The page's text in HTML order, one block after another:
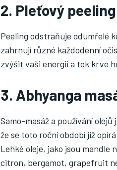
2. Pleťový peeling
Peeling odstraňuje odumřelé
zahrnují různé každodenní
zvýšit vaši energii a tok krve
3. Abhyanga
Samo-masáž a používání
že se toto roční období již
Lehké oleje, jako jsou mandle
citron, bergamot, grapefruit